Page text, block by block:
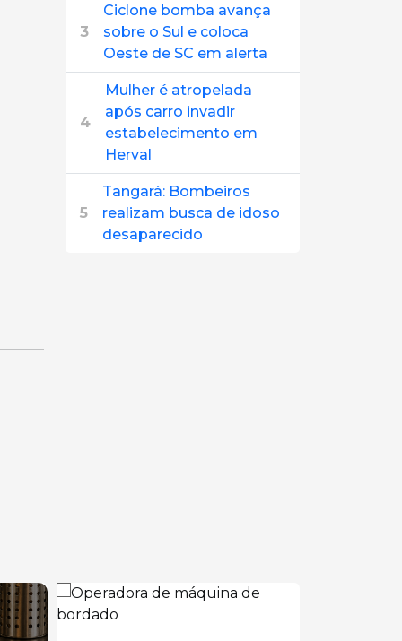
3
Ciclone bomba avança
sobre o Sul e coloca
Oeste de SC em alerta
4
Mulher é atropelada
após carro invadir
estabelecimento em
Herval
5
Tangará: Bombeiros
realizam busca de idoso
desaparecido